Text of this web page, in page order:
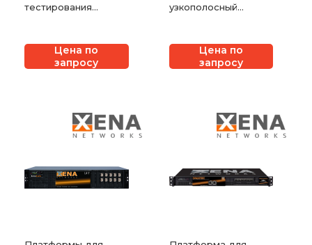
тестирования
10G Xena M2SFP+T
Цена по
запросу
узкополосный
Цена по
запросу